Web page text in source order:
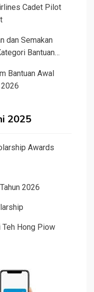
Cadet Pilot
dan Semakan
Bantuan
Bantuan Awal
2025
Awards
2026
Hong Piow